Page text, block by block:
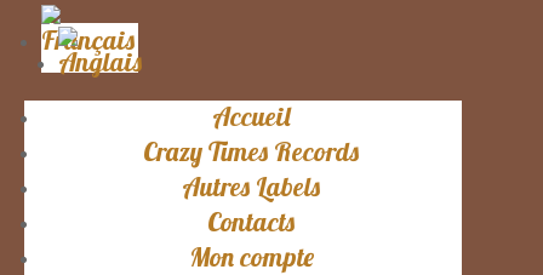
Accueil
Crazy Times Records
Autres Labels
Contacts
Mon compte